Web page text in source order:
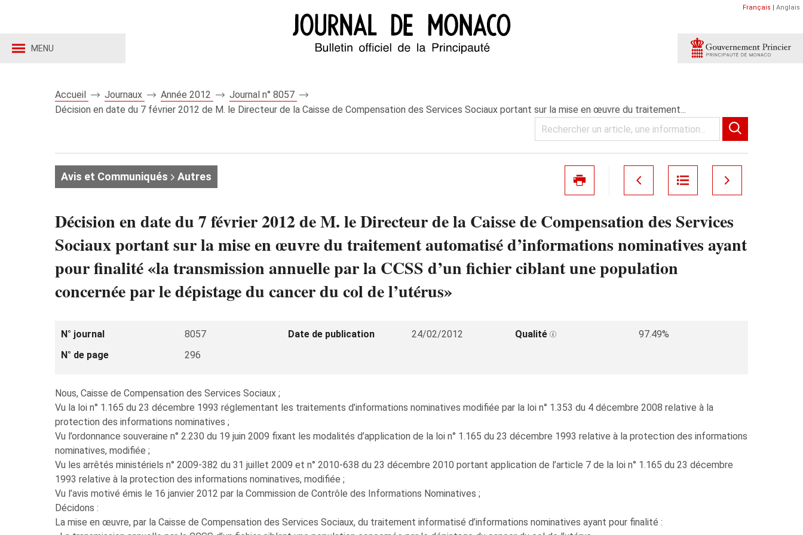
MENU
Français | Anglais
Accueil Journaux Année 2012
Journal n° 8057
Décision en date du 7 février 2012 de M. le Directeur de la Caisse de Compensation des Services Sociaux portant sur la mise en œuvre du traitement...
Avis et Communiqués Autres
Décision en date du 7 février 2012 de M. le Directeur de la Caisse de Compensation des Services
Sociaux portant sur la mise en œuvre du traitement automatisé d’informations nominatives ayant
pour finalité «la transmission annuelle par la CCSS d’un fichier ciblant une population
concernée par le dépistage du cancer du col de l’utérus»
N° journal 8057 Date de publication 24/02/2012 Qualité
97.49%
N° de page
296
Nous, Caisse de Compensation des Services Sociaux ;
Vu la loi n° 1.165 du 23 décembre 1993 réglementant les traitements d’informations nominatives modifiée par la loi n° 1.353 du 4 décembre 2008 relative à la
protection des informations nominatives ;
Vu l’ordonnance souveraine n° 2.230 du 19 juin 2009 fixant les modalités d’application de la loi n° 1.165 du 23 décembre 1993 relative à la protection des informations
nominatives, modifiée ;
Vu les arrêtés ministériels n° 2009-382 du 31 juillet 2009 et n° 2010-638 du 23 décembre 2010 portant application de l’article 7 de la loi n° 1.165 du 23 décembre
1993 relative à la protection des informations nominatives, modifiée ;
Vu l’avis motivé émis le 16 janvier 2012 par la Commission de Contrôle des Informations Nominatives ;
Décidons :
La mise en œuvre, par la Caisse de Compensation des Services Sociaux, du traitement informatisé d’informations nominatives ayant pour finalité :